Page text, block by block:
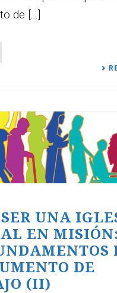
de [...]
SER UNA
EN MISIÓN:
DE
(II)